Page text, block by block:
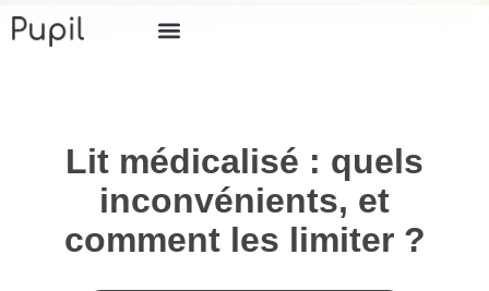
Lit médicalisé : quels
inconvénients, et
comment les limiter ?